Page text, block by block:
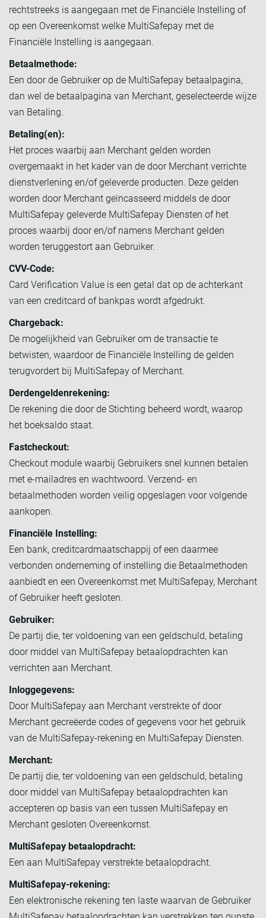
rechtstreeks is aangegaan met de Financiële Instelling of
op een Overeenkomst welke MultiSafepay met de
Financiële Instelling is aangegaan.
Betaalmethode:
Een door de Gebruiker op de MultiSafepay betaalpagina,
dan wel de betaalpagina van Merchant, geselecteerde wijze
van Betaling.
Betaling(en):
Het proces waarbij aan Merchant gelden worden
overgemaakt in het kader van de door Merchant verrichte
dienstverlening en/of geleverde producten. Deze gelden
worden door Merchant geïncasseerd middels de door
MultiSafepay geleverde MultiSafepay Diensten of het
proces waarbij door en/of namens Merchant gelden
worden teruggestort aan Gebruiker.
CVV-Code:
Card Verification Value is een getal dat op de achterkant
van een creditcard of bankpas wordt afgedrukt.
Chargeback:
De mogelijkheid van Gebruiker om de transactie te
betwisten, waardoor de Financiële Instelling de gelden
terugvordert bij MultiSafepay of Merchant.
Derdengeldenrekening:
De rekening die door de Stichting beheerd wordt, waarop
het boeksaldo staat.
Fastcheckout:
Checkout module waarbij Gebruikers snel kunnen betalen
met e-mailadres en wachtwoord. Verzend- en
betaalmethoden worden veilig opgeslagen voor volgende
aankopen.
Financiële Instelling:
Een bank, creditcardmaatschappij of een daarmee
verbonden onderneming of instelling die Betaalmethoden
aanbiedt en een Overeenkomst met MultiSafepay, Merchant
of Gebruiker heeft gesloten.
Gebruiker:
De partij die, ter voldoening van een geldschuld, betaling
door middel van MultiSafepay betaalopdrachten kan
verrichten aan Merchant.
Inloggegevens:
Door MultiSafepay aan Merchant verstrekte of door
Merchant gecreëerde codes of gegevens voor het gebruik
van de MultiSafepay-rekening en MultiSafepay Diensten.
Merchant:
De partij die, ter voldoening van een geldschuld, betaling
door middel van MultiSafepay betaalopdrachten kan
accepteren op basis van een tussen MultiSafepay en
Merchant gesloten Overeenkomst.
MultiSafepay betaalopdracht:
Een aan MultiSafepay verstrekte betaalopdracht.
MultiSafepay-rekening:
Een elektronische rekening ten laste waarvan de Gebruiker